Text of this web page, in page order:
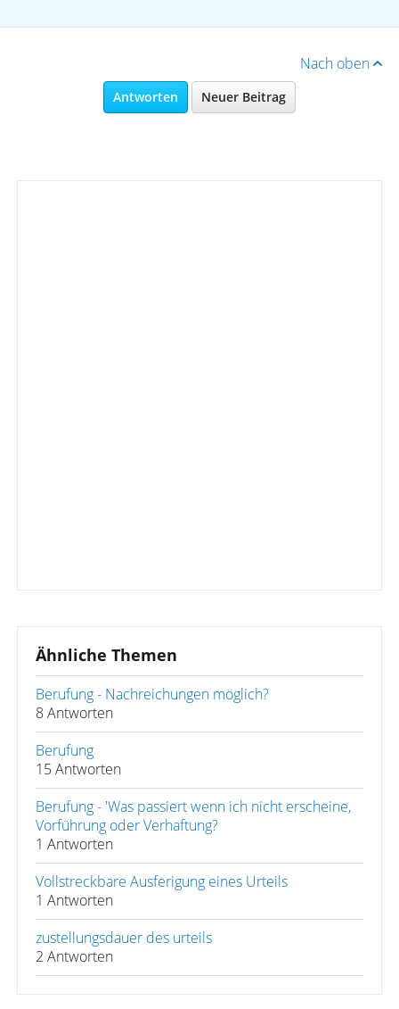
Nach oben
Antworten Neuer Beitrag
Ähnliche Themen
Berufung - Nachreichungen möglich?
8 Antworten
Berufung
15 Antworten
Berufung - 'Was passiert wenn ich nicht erscheine,
Vorführung oder Verhaftung?
1 Antworten
Vollstreckbare Ausferigung eines Urteils
1 Antworten
zustellungsdauer des urteils
2 Antworten